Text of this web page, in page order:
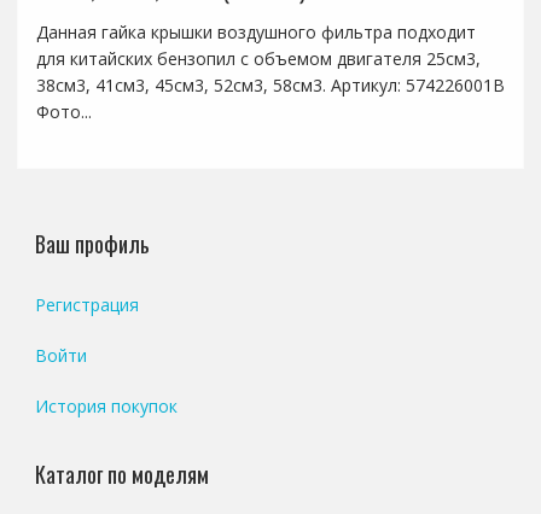
Данная гайка крышки воздушного фильтра подходит
для китайских бензопил с объемом двигателя 25см3,
38см3, 41см3, 45см3, 52см3, 58см3. Артикул: 574226001B
Фото...
Ваш профиль
Регистрация
Войти
История покупок
Каталог по моделям